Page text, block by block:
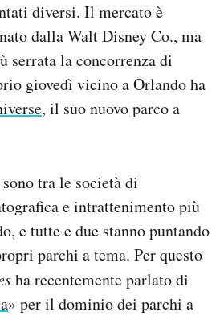
diversi. Il mercato è
dalla Walt Disney Co., ma
serrata la concorrenza di
giovedì vicino a Orlando ha
, il suo nuovo parco a
tra le società di
e intrattenimento più
e tutte e due stanno puntando
parchi a tema. Per questo
ha recentemente parlato di
» per il dominio dei parchi a